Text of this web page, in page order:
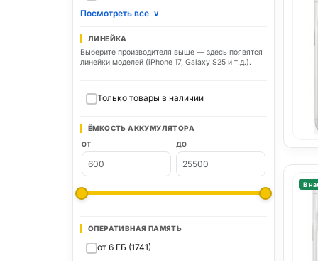
Посмотреть все ∨
ЛИНЕЙКА
Выберите производителя выше — здесь появятся
линейки моделей (iPhone 17, Galaxy S25 и т.д.).
Только товары в наличии
ЁМКОСТЬ АККУМУЛЯТОРА
ОТ ДО
ОПЕРАТИВНАЯ ПАМЯТЬ
от 6 ГБ (1741)
В